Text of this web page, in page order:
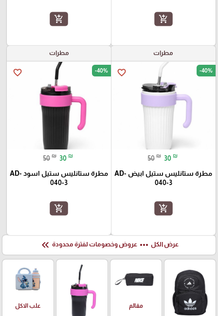
add_shopping_cart
add_shopping_cart
مطرات
favorite_border -40%
50 ₪ 30 ₪
مطرة ستانليس ستيل ابيض AD-
040-3
add_shopping_cart
مطرات
favorite_border -40%
50 ₪ 30 ₪
مطرة ستانليس ستيل اسود AD-
040-3
add_shopping_cart
عرض الكل more_horiz عروض وخصومات لفترة محدودة keyboard_double_arrow_left
مقالم علب الاكل